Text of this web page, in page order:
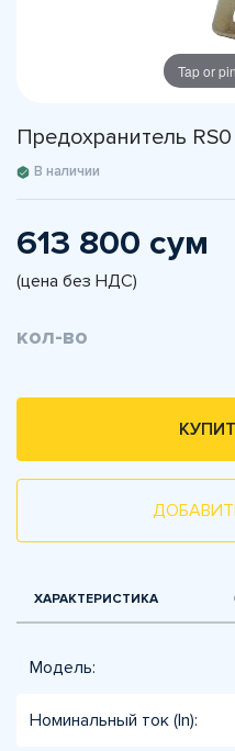
Tap or
Предохранитель
В наличии
613 800 сум
(цена без НДС)
кол-во
ХАРАКТЕРИСТИКА
Модель:
Номинальный ток (In):